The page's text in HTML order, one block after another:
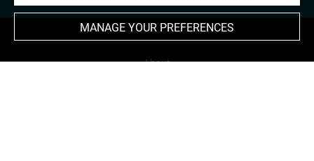
About
MANAGE YOUR PREFERENCES